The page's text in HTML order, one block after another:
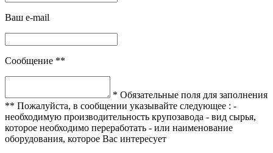
Ваш e-mail
Сообщение **
* Обязательные поля для заполнения
** Пожалуйста, в сообщении указывайте следующее : -
необходимую производительность крупозавода - вид сырья,
которое необходимо переработать - или наименование
оборудования, которое Вас интересует